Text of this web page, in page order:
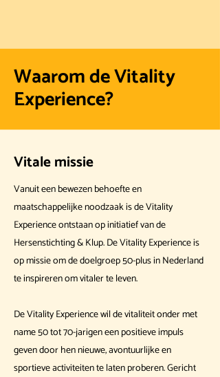
Waarom de Vitality
Experience?
Vitale missie
Vanuit een bewezen behoefte en
maatschappelijke noodzaak is de Vitality
Experience ontstaan op initiatief van de
Hersenstichting & Klup. De Vitality Experience is
op missie om de doelgroep 50-plus in Nederland
te inspireren om vitaler te leven.
De Vitality Experience wil de vitaliteit onder met
name 50 tot 70-jarigen een positieve impuls
geven door hen nieuwe, avontuurlijke en
sportieve activiteiten te laten proberen. Gericht